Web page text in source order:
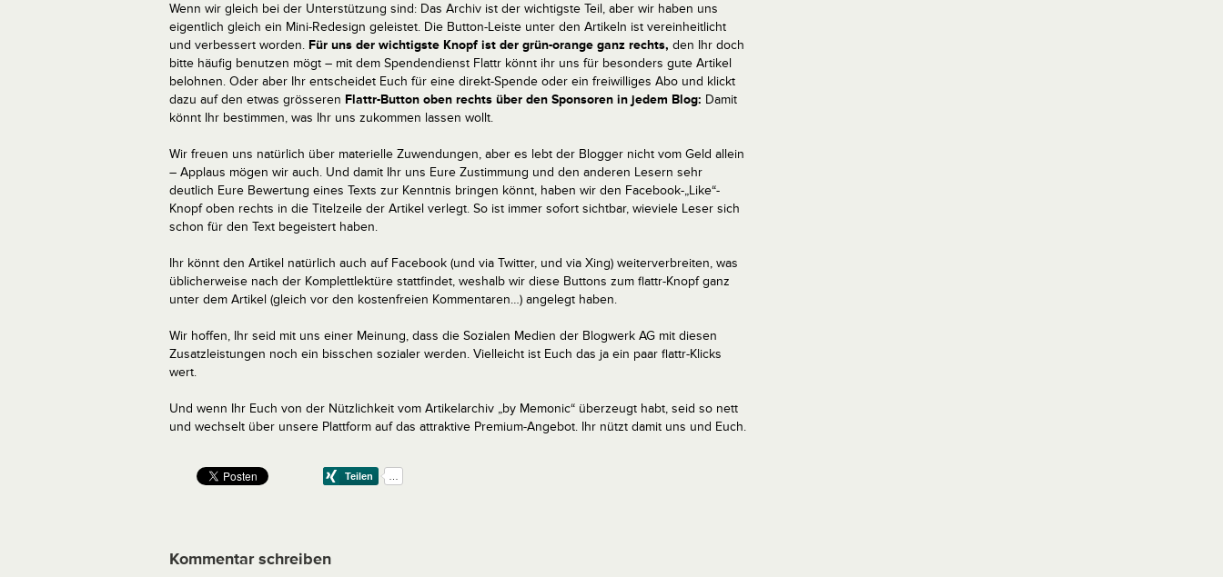
Wenn wir gleich bei der Unterstützung sind: Das Archiv ist der wichtigste Teil, aber wir haben uns
eigentlich gleich ein Mini-Redesign geleistet. Die Button-Leiste unter den Artikeln ist vereinheitlicht
und verbessert worden. Für uns der wichtigste Knopf ist der grün-orange ganz rechts, den Ihr doch
bitte häufig benutzen mögt – mit dem Spendendienst Flattr könnt ihr uns für besonders gute Artikel
belohnen. Oder aber Ihr entscheidet Euch für eine direkt-Spende oder ein freiwilliges Abo und klickt
dazu auf den etwas grösseren Flattr-Button oben rechts über den Sponsoren in jedem Blog: Damit
könnt Ihr bestimmen, was Ihr uns zukommen lassen wollt.
Wir freuen uns natürlich über materielle Zuwendungen, aber es lebt der Blogger nicht vom Geld allein
– Applaus mögen wir auch. Und damit Ihr uns Eure Zustimmung und den anderen Lesern sehr
deutlich Eure Bewertung eines Texts zur Kenntnis bringen könnt, haben wir den Facebook-„Like“-
Knopf oben rechts in die Titelzeile der Artikel verlegt. So ist immer sofort sichtbar, wieviele Leser sich
schon für den Text begeistert haben.
Ihr könnt den Artikel natürlich auch auf Facebook (und via Twitter, und via Xing) weiterverbreiten, was
üblicherweise nach der Komplettlektüre stattfindet, weshalb wir diese Buttons zum flattr-Knopf ganz
unter dem Artikel (gleich vor den kostenfreien Kommentaren…) angelegt haben.
Wir hoffen, Ihr seid mit uns einer Meinung, dass die Sozialen Medien der Blogwerk AG mit diesen
Zusatzleistungen noch ein bisschen sozialer werden. Vielleicht ist Euch das ja ein paar flattr-Klicks
wert.
Und wenn Ihr Euch von der Nützlichkeit vom Artikelarchiv „by Memonic“ überzeugt habt, seid so nett
und wechselt über unsere Plattform auf das attraktive Premium-Angebot. Ihr nützt damit uns und Euch.
Kommentar schreiben